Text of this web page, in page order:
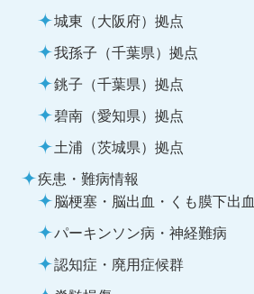
城東（大阪府）拠点
我孫子（千葉県）拠点
銚子（千葉県）拠点
碧南（愛知県）拠点
土浦（茨城県）拠点
疾患・難病情報
脳梗塞・脳出血・くも膜下出血
パーキンソン病・神経難病
認知症・廃用症候群